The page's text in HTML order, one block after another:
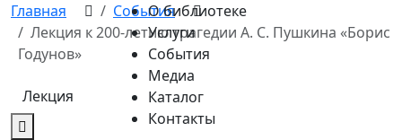
Skip
content
О библиотеке
Услуги
События
Медиа
Каталог
Контакты
Главная
События
Лекция к 200-летию трагедии А. С. Пушкина «Борис
Годунов»
Лекция